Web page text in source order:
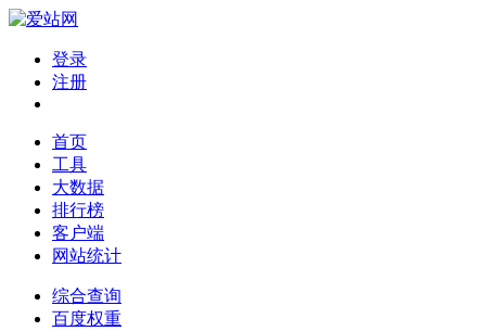
登录
注册
首页
工具
大数据
排行榜
客户端
网站统计
综合查询
百度权重